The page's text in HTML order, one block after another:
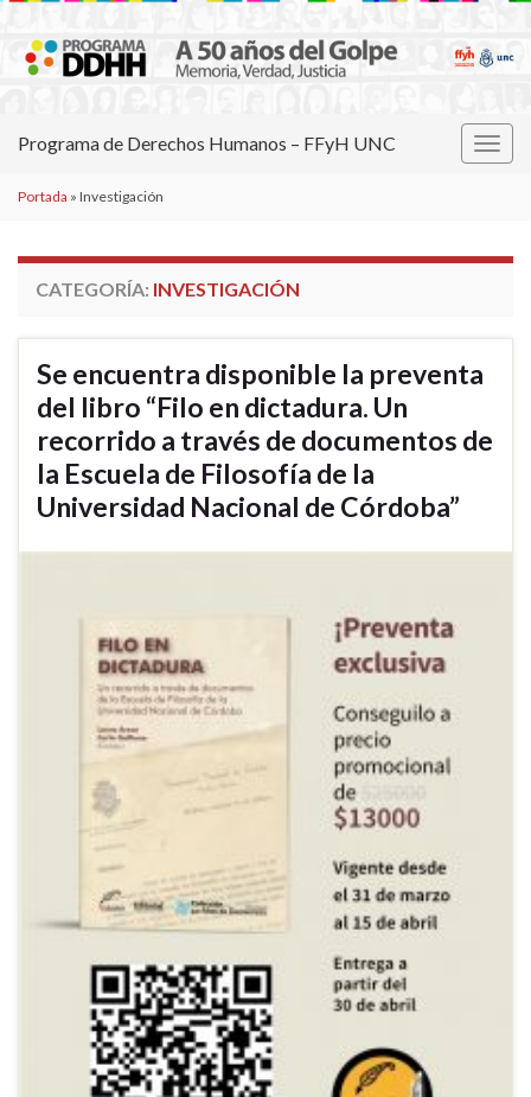
Programa de Derechos Humanos – FFyH UNC
Portada » Investigación
CATEGORÍA: INVESTIGACIÓN
Se encuentra disponible la preventa
del libro “Filo en dictadura. Un
recorrido a través de documentos de
la Escuela de Filosofía de la
Universidad Nacional de Córdoba”